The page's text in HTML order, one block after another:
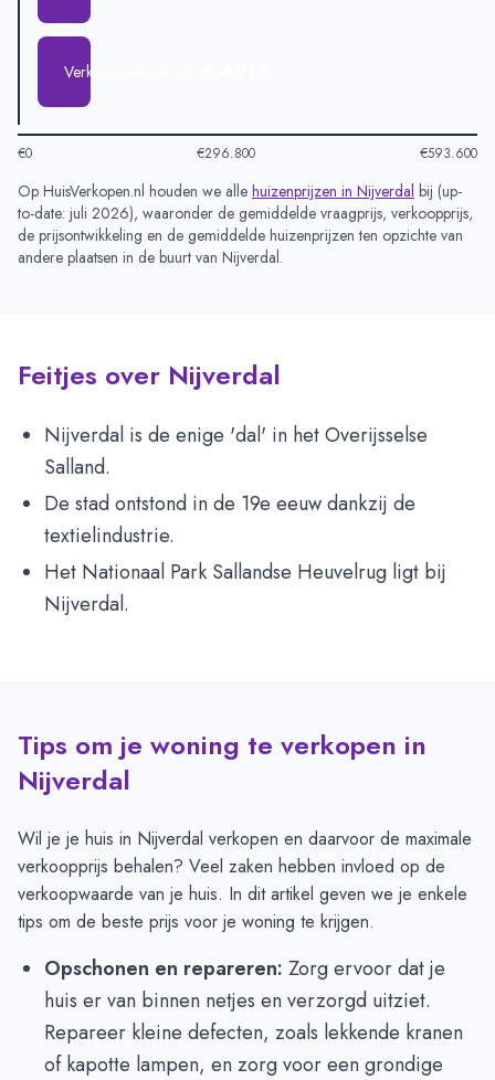
Verkoopprijs per m2
€0 €296.800 €593.600
Op HuisVerkopen.nl houden we alle huizenprijzen in Nijverdal bij (up-
to-date: juli 2026), waaronder de gemiddelde vraagprijs, verkoopprijs,
de prijsontwikkeling en de gemiddelde huizenprijzen ten opzichte van
andere plaatsen in de buurt van Nijverdal.
Feitjes over Nijverdal
Nijverdal is de enige 'dal' in het Overijsselse
Salland.
De stad ontstond in de 19e eeuw dankzij de
textielindustrie.
Het Nationaal Park Sallandse Heuvelrug ligt bij
Nijverdal.
Tips om je woning te verkopen in
Nijverdal
Wil je je huis in Nijverdal verkopen en daarvoor de maximale
verkoopprijs behalen? Veel zaken hebben invloed op de
verkoopwaarde van je huis. In dit artikel geven we je enkele
tips om de beste prijs voor je woning te krijgen.
Opschonen en repareren: Zorg ervoor dat je
huis er van binnen netjes en verzorgd uitziet.
Repareer kleine defecten, zoals lekkende kranen
of kapotte lampen, en zorg voor een grondige